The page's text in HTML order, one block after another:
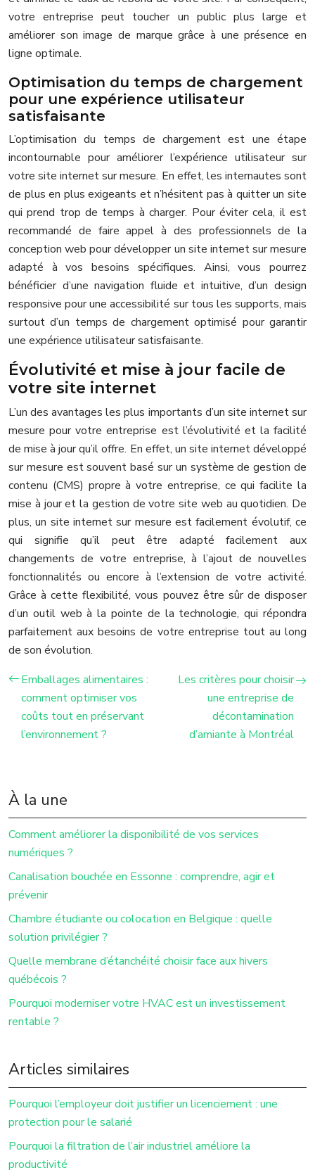
votre entreprise peut toucher un public plus large et
améliorer son image de marque grâce à une présence en
ligne optimale.
Optimisation du temps de chargement
pour une expérience utilisateur
satisfaisante
L’optimisation du temps de chargement est une étape
incontournable pour améliorer l’expérience utilisateur sur
votre site internet sur mesure. En effet, les internautes sont
de plus en plus exigeants et n’hésitent pas à quitter un site
qui prend trop de temps à charger. Pour éviter cela, il est
recommandé de faire appel à des professionnels de la
conception web pour développer un site internet sur mesure
adapté à vos besoins spécifiques. Ainsi, vous pourrez
bénéficier d’une navigation fluide et intuitive, d’un design
responsive pour une accessibilité sur tous les supports, mais
surtout d’un temps de chargement optimisé pour garantir
une expérience utilisateur satisfaisante.
Évolutivité et mise à jour facile de
votre site internet
L’un des avantages les plus importants d’un site internet sur
mesure pour votre entreprise est l’évolutivité et la facilité
de mise à jour qu’il offre. En effet, un site internet développé
sur mesure est souvent basé sur un système de gestion de
contenu (CMS) propre à votre entreprise, ce qui facilite la
mise à jour et la gestion de votre site web au quotidien. De
plus, un site internet sur mesure est facilement évolutif, ce
qui signifie qu’il peut être adapté facilement aux
changements de votre entreprise, à l’ajout de nouvelles
fonctionnalités ou encore à l’extension de votre activité.
Grâce à cette flexibilité, vous pouvez être sûr de disposer
d’un outil web à la pointe de la technologie, qui répondra
parfaitement aux besoins de votre entreprise tout au long
de son évolution.
Emballages alimentaires :
comment optimiser vos
coûts tout en préservant
l’environnement ?
Les critères pour choisir
une entreprise de
décontamination
d’amiante à Montréal
À la une
Comment améliorer la disponibilité de vos services
numériques ?
Canalisation bouchée en Essonne : comprendre, agir et
prévenir
Chambre étudiante ou colocation en Belgique : quelle
solution privilégier ?
Quelle membrane d’étanchéité choisir face aux hivers
québécois ?
Pourquoi moderniser votre HVAC est un investissement
rentable ?
Articles similaires
Pourquoi l’employeur doit justifier un licenciement : une
protection pour le salarié
Pourquoi la filtration de l’air industriel améliore la
productivité